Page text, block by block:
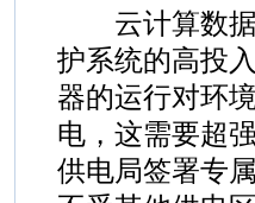
云计算数据
护系统的高投
器的运行对环
电，这需要超
供电局签署专